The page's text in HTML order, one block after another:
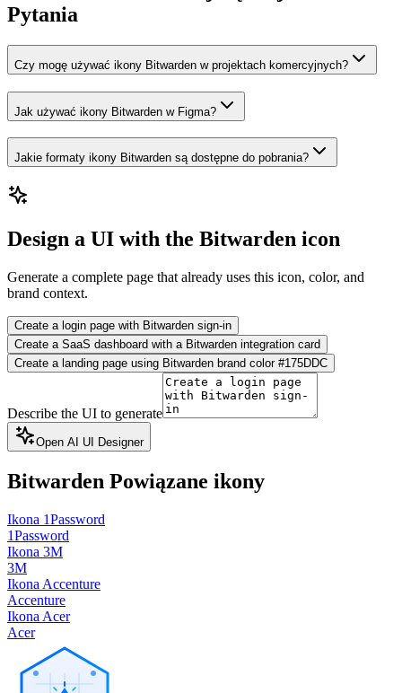
Pytania
Czy mogę używać ikony Bitwarden w projektach komercyjnych?
Jak używać ikony Bitwarden w Figma?
Jakie formaty ikony Bitwarden są dostępne do pobrania?
Design a UI with the Bitwarden icon
Generate a complete page that already uses this icon, color, and
brand context.
Create a login page with Bitwarden sign-in
Create a SaaS dashboard with a Bitwarden integration card
Create a landing page using Bitwarden brand color #175DDC
Describe the UI to generate
Open AI UI Designer
Bitwarden Powiązane ikony
Ikona 1Password
1Password
Ikona 3M
3M
Ikona Accenture
Accenture
Ikona Acer
Acer